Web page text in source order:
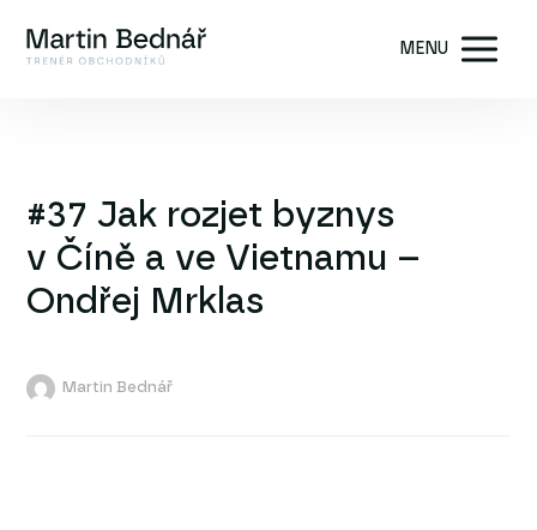
MENU
#37 Jak rozjet byznys
v Číně a ve Vietnamu –
Ondřej Mrklas
Martin Bednář